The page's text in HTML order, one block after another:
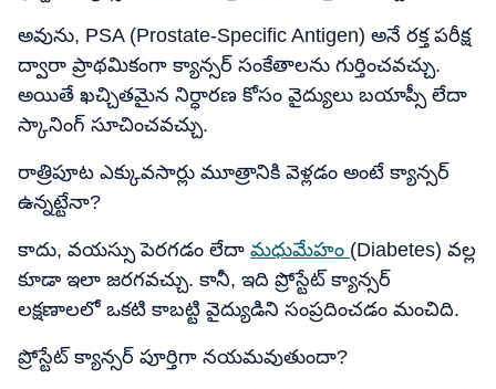
అవును, PSA (Prostate-Specific Antigen) అనే రక్త పరీక్ష
ద్వారా ప్రాథమికంగా క్యాన్సర్ సంకేతాలను గుర్తించవచ్చు.
అయితే ఖచ్చితమైన నిర్ధారణ కోసం వైద్యులు బయాప్సీ లేదా
స్కానింగ్ సూచించవచ్చు.
రాత్రిపూట ఎక్కువసార్లు మూత్రానికి వెళ్లడం అంటే క్యాన్సర్
ఉన్నట్టేనా?
కాదు, వయస్సు పెరగడం లేదా మధుమేహం (Diabetes) వల్ల
కూడా ఇలా జరగవచ్చు. కానీ, ఇది ప్రోస్టేట్ క్యాన్సర్
లక్షణాలలో ఒకటి కాబట్టి వైద్యుడిని సంప్రదించడం మంచిది.
ప్రోస్టేట్ క్యాన్సర్ పూర్తిగా నయమవుతుందా?